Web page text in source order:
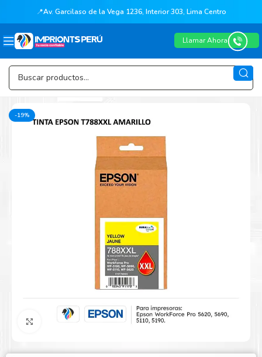
📍Av. Garcilaso de la Vega 1236, Interior 303, Lima Centro
Llamar Ahora
-19%
Agrandar